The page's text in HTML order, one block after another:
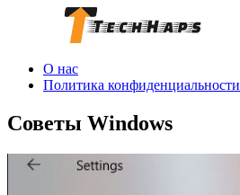
О нас
Политика конфиденциальности
Советы Windows